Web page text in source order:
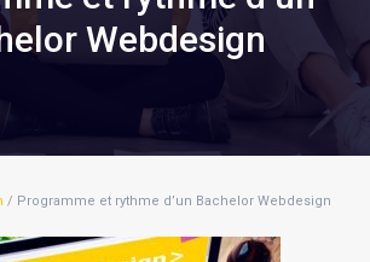
Webdesign
/ Programme et rythme d’un Bachelor Webdesign